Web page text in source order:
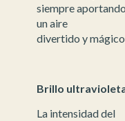
siempre aportando
un aire
divertido y
Brillo
La intensidad del